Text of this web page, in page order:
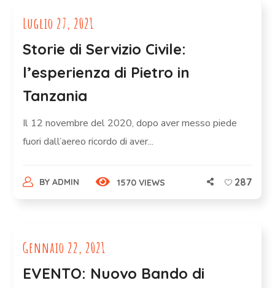
Luglio 27, 2021
Storie di Servizio Civile:
l’esperienza di Pietro in
Tanzania
Il 12 novembre del 2020, dopo aver messo piede
fuori dall’aereo ricordo di aver...
BY ADMIN 1570 VIEWS 287
Gennaio 22, 2021
EVENTO: Nuovo Bando di